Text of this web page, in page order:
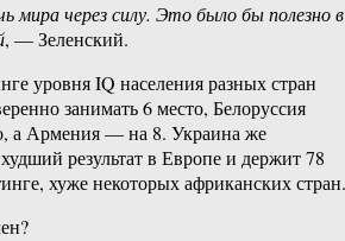
мира через силу. Это было бы полезно в
, — Зеленский.
уровня IQ населения разных стран
занимать 6 место, Белоруссия
а Армения — на 8. Украина же
результат в Европе и держит 78
хуже некоторых африканских стран.